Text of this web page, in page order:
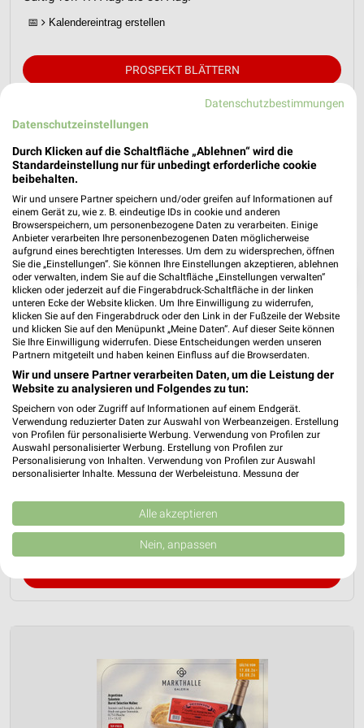
📅 Kalendereintrag erstellen
PROSPEKT BLÄTTERN
❯
GALERIA Markthalle Prospekt für
Düsseldorf ab Mo. den 17.08.
Gültig von 17. Aug. bis 30. Aug.
📅 Kalendereintrag erstellen
Datenschutzbestimmungen
Datenschutzeinstellungen
Durch Klicken auf die Schaltfläche „Ablehnen“ wird die
Standardeinstellung nur für unbedingt erforderliche cookie
beibehalten.
Wir und unsere Partner speichern und/oder greifen auf Informationen auf
einem Gerät zu, wie z. B. eindeutige IDs in cookie und anderen
Browserspeichern, um personenbezogene Daten zu verarbeiten. Einige
Anbieter verarbeiten Ihre personenbezogenen Daten möglicherweise
aufgrund eines berechtigten Interesses. Um dem zu widersprechen, öffnen
Sie die „Einstellungen“. Sie können Ihre Einstellungen akzeptieren, ablehnen
oder verwalten, indem Sie auf die Schaltfläche „Einstellungen verwalten“
klicken oder jederzeit auf die Fingerabdruck-Schaltfläche in der linken
unteren Ecke der Website klicken. Um Ihre Einwilligung zu widerrufen,
klicken Sie auf den Fingerabdruck oder den Link in der Fußzeile der Website
und klicken Sie auf den Menüpunkt „Meine Daten“. Auf dieser Seite können
Sie Ihre Einwilligung widerrufen. Diese Entscheidungen werden unseren
Partnern mitgeteilt und haben keinen Einfluss auf die Browserdaten.
Wir und unsere Partner verarbeiten Daten, um die Leistung der
Website zu analysieren und Folgendes zu tun:
Speichern von oder Zugriff auf Informationen auf einem Endgerät.
Verwendung reduzierter Daten zur Auswahl von Werbeanzeigen. Erstellung
von Profilen für personalisierte Werbung. Verwendung von Profilen zur
Auswahl personalisierter Werbung. Erstellung von Profilen zur
Personalisierung von Inhalten. Verwendung von Profilen zur Auswahl
personalisierter Inhalte. Messung der Werbeleistung. Messung der
Kombinationen von Daten aus verschiedenen Quellen. Entwicklung und
Verbesserung der Angebote. Verwendung reduzierter Daten zur Auswahl
von Inhalten.
Daten können außerhalb der Europäischen Union weitergegeben und in die
Website/App.
Speichern von oder Zugriff auf Informationen
Verwendung reduzierter Daten zur Auswahl von
Alle akzeptieren
Nein, anpassen